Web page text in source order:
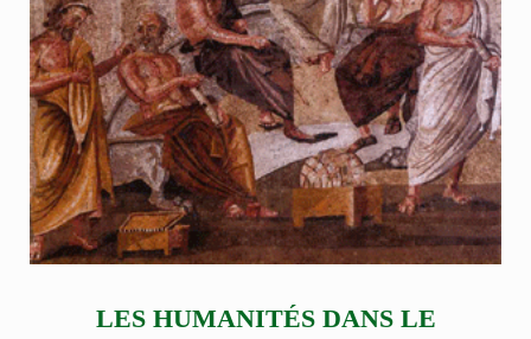
LES HUMANITÉS DANS LE